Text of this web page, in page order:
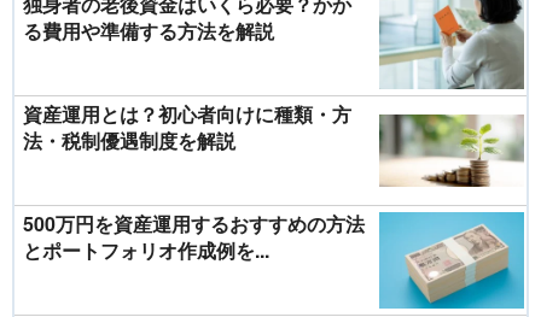
る費用や準備する方法を解説
資産運用とは？初心者向けに種類・方
法・税制優遇制度を解説
500万円を資産運用するおすすめの方法
とポートフォリオ作成例を...